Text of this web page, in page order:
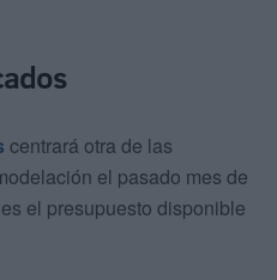
centrará otra de las
el pasado mes de
el presupuesto disponible